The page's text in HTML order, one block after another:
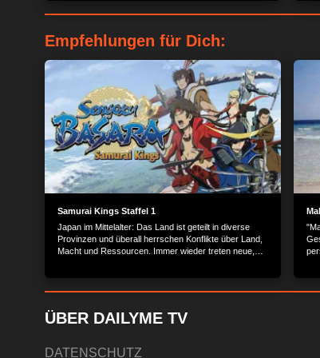
Empfehlungen für Dich:
Samurai Kings Staffel 1
Japan im Mittelalter: Das Land ist geteilt in diverse
Provinzen und überall herrschen Konflikte über Land,
Macht und Ressourcen. Immer wieder treten neue,
ÜBER DAILYME TV
DATENSCHUTZ